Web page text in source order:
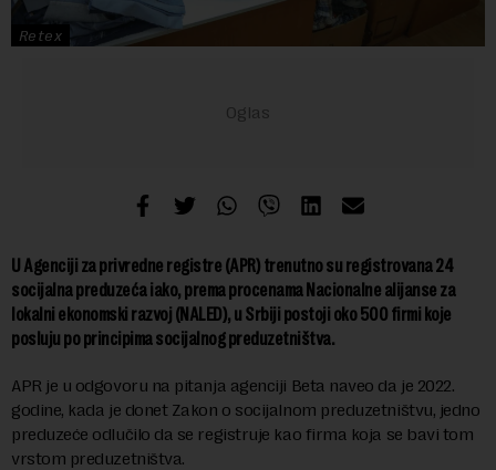
Retex
U Agenciji za privredne registre (APR) trenutno su registrovana 24
socijalna preduzeća iako, prema procenama Nacionalne alijanse za
lokalni ekonomski razvoj (NALED), u Srbiji postoji oko 500 firmi koje
posluju po principima socijalnog preduzetništva.
APR je u odgovoru na pitanja agenciji Beta naveo da je 2022.
godine, kada je donet Zakon o socijalnom preduzetništvu, jedno
preduzeće odlučilo da se registruje kao firma koja se bavi tom
vrstom preduzetništva.